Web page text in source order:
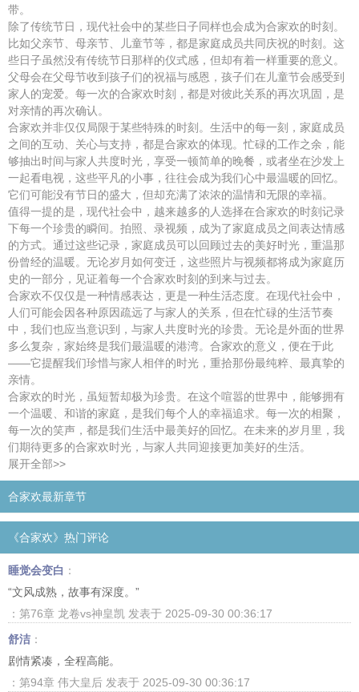
带。
除了传统节日，现代社会中的某些日子同样也会成为合家欢的时刻。
比如父亲节、母亲节、儿童节等，都是家庭成员共同庆祝的时刻。这
些日子虽然没有传统节日那样的仪式感，但却有着一样重要的意义。
父母会在父母节收到孩子们的祝福与感恩，孩子们在儿童节会感受到
家人的宠爱。每一次的合家欢时刻，都是对彼此关系的再次巩固，是
对亲情的再次确认。
合家欢并非仅仅局限于某些特殊的时刻。生活中的每一刻，家庭成员
之间的互动、关心与支持，都是合家欢的体现。忙碌的工作之余，能
够抽出时间与家人共度时光，享受一顿简单的晚餐，或者坐在沙发上
一起看电视，这些平凡的小事，往往会成为我们心中最温暖的回忆。
它们可能没有节日的盛大，但却充满了浓浓的温情和无限的幸福。
值得一提的是，现代社会中，越来越多的人选择在合家欢的时刻记录
下每一个珍贵的瞬间。拍照、录视频，成为了家庭成员之间表达情感
的方式。通过这些记录，家庭成员可以回顾过去的美好时光，重温那
份曾经的温暖。无论岁月如何变迁，这些照片与视频都将成为家庭历
史的一部分，见证着每一个合家欢时刻的到来与过去。
合家欢不仅仅是一种情感表达，更是一种生活态度。在现代社会中，
人们可能会因各种原因疏远了与家人的关系，但在忙碌的生活节奏
中，我们也应当意识到，与家人共度时光的珍贵。无论是外面的世界
多么复杂，家始终是我们最温暖的港湾。合家欢的意义，便在于此
——它提醒我们珍惜与家人相伴的时光，重拾那份最纯粹、最真挚的
亲情。
合家欢的时光，虽短暂却极为珍贵。在这个喧嚣的世界中，能够拥有
一个温暖、和谐的家庭，是我们每个人的幸福追求。每一次的相聚，
每一次的笑声，都是我们生活中最美好的回忆。在未来的岁月里，我
们期待更多的合家欢时光，与家人共同迎接更加美好的生活。
展开全部>>
合家欢最新章节
《合家欢》热门评论
睡觉会变白 ：
“文风成熟，故事有深度。”
：第76章 龙卷vs神皇凯 发表于 2025-09-30 00:36:17
舒洁 ：
剧情紧凑，全程高能。
：第94章 伟大皇后 发表于 2025-09-30 00:36:17